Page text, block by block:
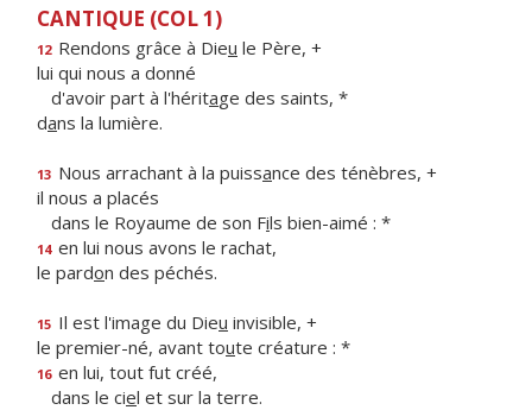
CANTIQUE (COL 1)
12 Rendons grâce à Dieu le Père, +
lui qui nous a donné
d'avoir part à l'héritage des saints, *
dans la lumière.
13 Nous arrachant à la puissance des ténèbres, +
il nous a placés
dans le Royaume de son Fils bien-aimé : *
14 en lui nous avons le rachat,
le pardon des péchés.
15 Il est l'image du Dieu invisible, +
le premier-né, avant toute créature : *
16 en lui, tout fut créé,
dans le ciel et sur la terre.